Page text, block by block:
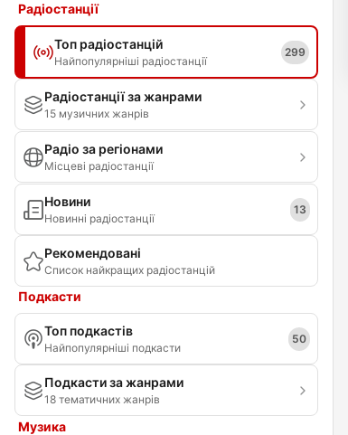
Радіостанції
Топ радіостанцій
Найпопулярніші радіостанції
299
Радіостанції за жанрами
15 музичних жанрів
Радіо за регіонами
Місцеві радіостанції
Новини
Новинні радіостанції
13
Рекомендовані
Список найкращих радіостанцій
Подкасти
Топ подкастів
Найпопулярніші подкасти
50
Подкасти за жанрами
18 тематичних жанрів
Музика